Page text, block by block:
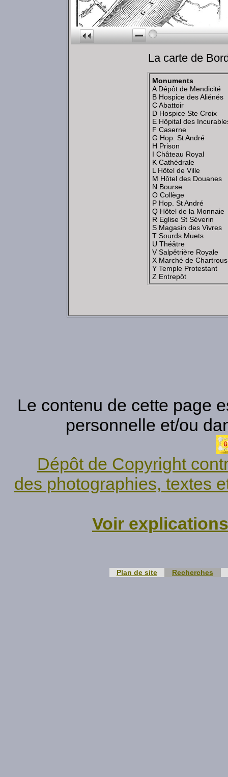
La carte de
Monuments
A Dépôt de Mendicité
B Hospice des Aliénés
C Abattoir
D Hospice Ste Croix
E Hôpital des
F Caserne
G Hop. St André
H Prison
I Château Royal
K Cathédrale
L Hôtel de Ville
M Hôtel des Douanes
N Bourse
O Collège
P Hop. St André
Q Hôtel de la Monnaie
R Eglise St Séverin
S Magasin des Vivres
T Sourds Muets
U Théâtre
V Salpêtrière Royale
X Marché de Chartrous
Y Temple Protestant
Z Entrepôt
Le contenu de cette page
personnelle et/ou
Dépôt de Copyright
des photographies, textes
Voir
Plan de site Recherches